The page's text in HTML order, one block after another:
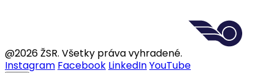
@2026 ŽSR. Všetky práva vyhradené.
Instagram Facebook LinkedInYouTube